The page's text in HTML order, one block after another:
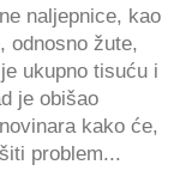
naljepnice, kao
odnosno žute,
ukupno tisuću i
je obišao
kako će,
problem...